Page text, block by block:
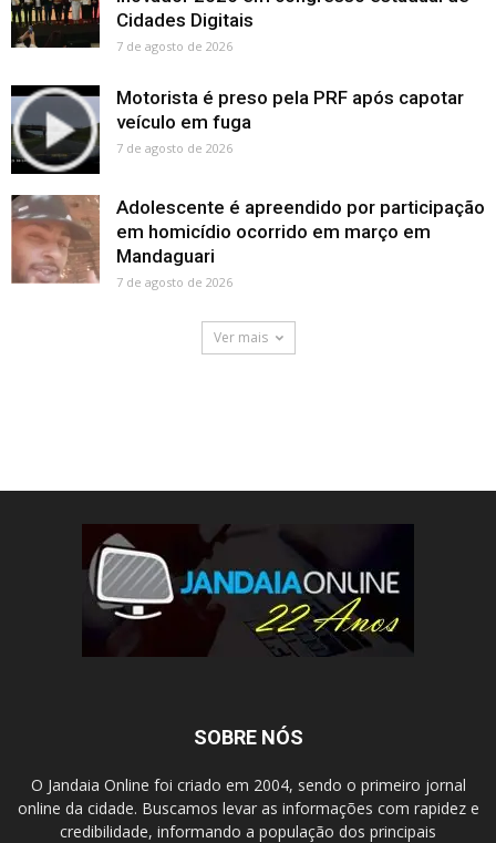
Cidades Digitais
7 de agosto de 2026
Motorista é preso pela PRF após capotar
veículo em fuga
7 de agosto de 2026
Adolescente é apreendido por participação
em homicídio ocorrido em março em
Mandaguari
7 de agosto de 2026
Ver mais
SOBRE NÓS
O Jandaia Online foi criado em 2004, sendo o primeiro jornal
online da cidade. Buscamos levar as informações com rapidez e
credibilidade, informando a população dos principais